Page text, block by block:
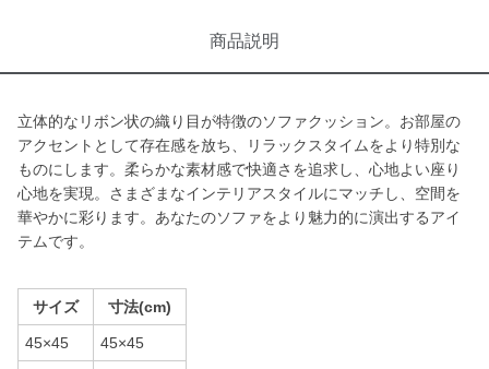
商品説明
立体的なリボン状の織り目が特徴のソファクッション。お部屋の
アクセントとして存在感を放ち、リラックスタイムをより特別な
ものにします。柔らかな素材感で快適さを追求し、心地よい座り
心地を実現。さまざまなインテリアスタイルにマッチし、空間を
華やかに彩ります。あなたのソファをより魅力的に演出するアイ
テムです。
サイズ 寸法(cm)
45×45 45×45